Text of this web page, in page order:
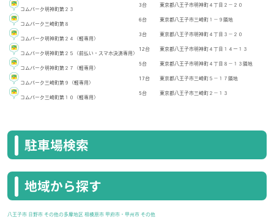
コムパーク明神町第２３
3台 東京都八王子市明神町４丁目２－２０
コムパーク三崎町第８
6台 東京都八王子市三崎町１－９隣地
コムパーク明神町第２４（軽専用）
3台 東京都八王子市明神町４丁目３－２０
コムパーク明神町第２５（前払い・スマホ決済専用）
12台 東京都八王子市明神町４丁目１４ー１３
コムパーク明神町第２７（軽専用）
5台 東京都八王子市明神町４丁目８－１３隣地
コムパーク三崎町第９（軽専用）
17台 東京都八王子市三崎町５－１７隣地
コムパーク三崎町第１０（軽専用）
5台 東京都八王子市三崎町２－１３
駐車場検索
地域から探す
八王子市 日野市 その他の多摩地区 相模原市 甲府市・甲州市 その他